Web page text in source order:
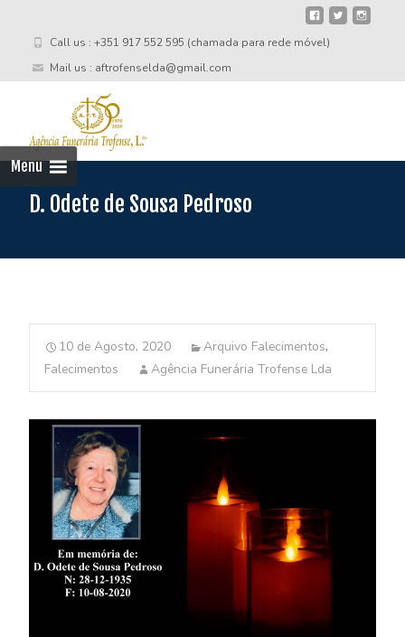
Call us : +351 917 552 595 (chamada para rede móvel)
Mail us : aftrofenselda@gmail.com
Menu
D. Odete de Sousa Pedroso
10 de Agosto, 2020 Arquivo Falecimentos,
Falecimentos
Agência Funerária Trofense Lda